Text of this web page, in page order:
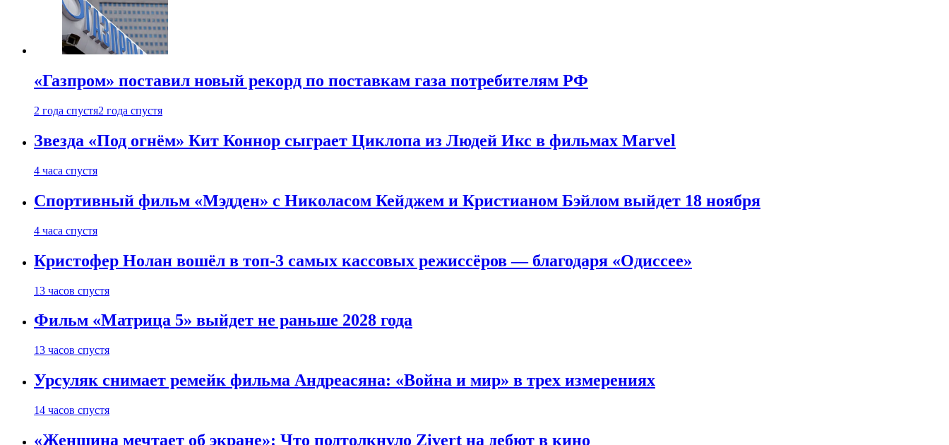
«Газпром» поставил новый рекорд по поставкам газа потребителям РФ
2 года спустя2 года спустя
Звезда «Под огнём» Кит Коннор сыграет Циклопа из Людей Икс в фильмах Marvel
4 часа спустя
Спортивный фильм «Мэдден» с Николасом Кейджем и Кристианом Бэйлом выйдет 18 ноября
4 часа спустя
Кристофер Нолан вошёл в топ-3 самых кассовых режиссёров — благодаря «Одиссее»
13 часов спустя
Фильм «Матрица 5» выйдет не раньше 2028 года
13 часов спустя
Урсуляк снимает ремейк фильма Андреасяна: «Война и мир» в трех измерениях
14 часов спустя
«Женщина мечтает об экране»: Что подтолкнуло Zivert на дебют в кино